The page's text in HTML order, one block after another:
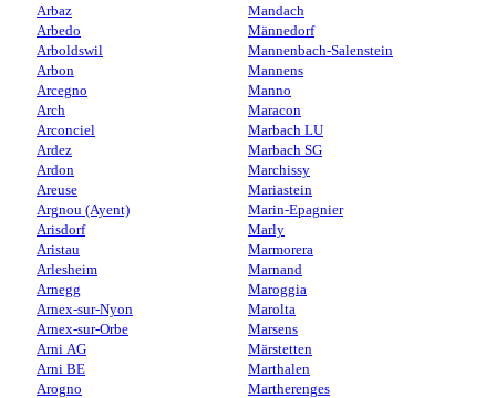
Arbaz
Arbedo
Arboldswil
Arbon
Arcegno
Arch
Arconciel
Ardez
Ardon
Areuse
Argnou (Ayent)
Arisdorf
Aristau
Arlesheim
Arnegg
Arnex-sur-Nyon
Arnex-sur-Orbe
Arni AG
Arni BE
Arogno
Mandach
Männedorf
Mannenbach-Salenstein
Mannens
Manno
Maracon
Marbach LU
Marbach SG
Marchissy
Mariastein
Marin-Epagnier
Marly
Marmorera
Marnand
Maroggia
Marolta
Marsens
Märstetten
Marthalen
Martherenges